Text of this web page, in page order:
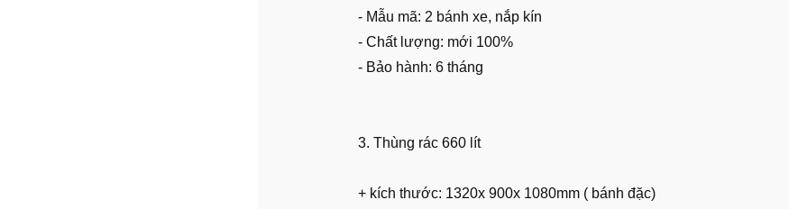
- Mẫu mã: 2 bánh xe, nắp kín
- Chất lượng: mới 100%
- Bảo hành: 6 tháng
3. Thùng rác 660 lít
+ kích thước: 1320x 900x 1080mm ( bánh đặc)